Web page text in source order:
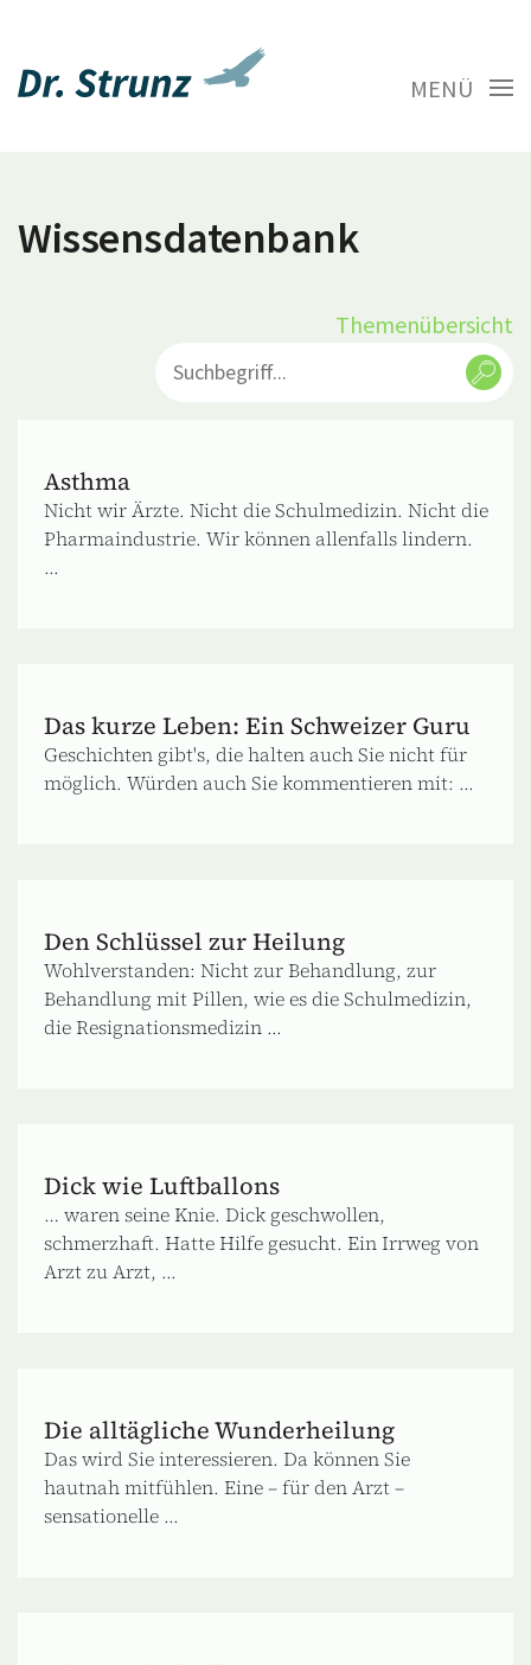
MENÜ
Wissensdatenbank
Themenübersicht
Asthma
Nicht wir Ärzte. Nicht die Schulmedizin. Nicht die
Pharmaindustrie. Wir können allenfalls lindern.
...
Das kurze Leben: Ein Schweizer Guru
Geschichten gibt's, die halten auch Sie nicht für
möglich. Würden auch Sie kommentieren mit: ...
Den Schlüssel zur Heilung
Wohlverstanden: Nicht zur Behandlung, zur
Behandlung mit Pillen, wie es die Schulmedizin,
die Resignationsmedizin ...
Dick wie Luftballons
… waren seine Knie. Dick geschwollen,
schmerzhaft. Hatte Hilfe gesucht. Ein Irrweg von
Arzt zu Arzt, ...
Die alltägliche Wunderheilung
Das wird Sie interessieren. Da können Sie
hautnah mitfühlen. Eine – für den Arzt –
sensationelle ...